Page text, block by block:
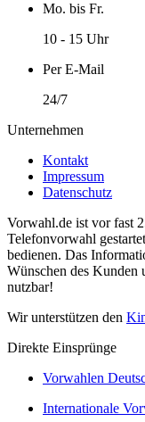
Mo. bis Fr.
10 - 15 Uhr
Per E-Mail
24/7
Unternehmen
Kontakt
Impressum
Datenschutz
Vorwahl.de ist vor fast
Telefonvorwahl
bedienen. Das
Wünschen des Kunden
nutzbar!
Wir unterstützen den
Direkte Einsprünge
Vorwahlen
Internationale